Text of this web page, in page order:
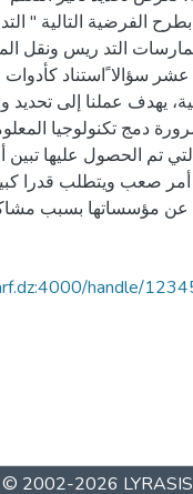
بطرح الفرضية التالية "
التد ريس ونقل
سؤالا ًاستناد
يهدف عملنا إلى تحديد
دمج تكنولوجيا
تم الحصول عليها
صعب ويتطلب قدرا
handle/
© 2002-2026 LYRASIS